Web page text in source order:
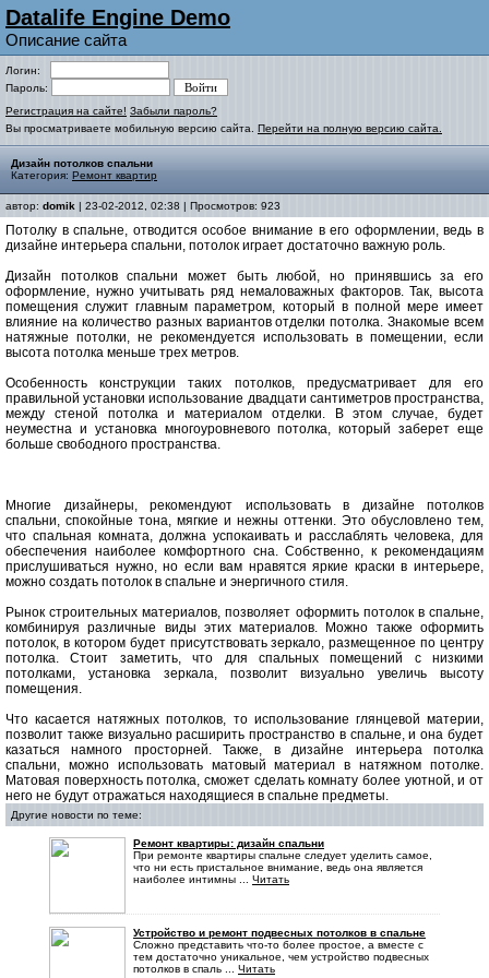
Datalife Engine Demo
Описание сайта
Логин:
Пароль:
Регистрация на сайте! Забыли пароль?
Вы просматриваете мобильную версию сайта. Перейти на полную версию сайта.
Дизайн потолков спальни
Категория: Ремонт квартир
автор: domik | 23-02-2012, 02:38 | Просмотров: 923
Потолку в спальне, отводится особое внимание в его оформлении, ведь в
дизайне интерьера спальни, потолок играет достаточно важную роль.
Дизайн потолков спальни может быть любой, но принявшись за его
оформление, нужно учитывать ряд немаловажных факторов. Так, высота
помещения служит главным параметром, который в полной мере имеет
влияние на количество разных вариантов отделки потолка. Знакомые всем
натяжные потолки, не рекомендуется использовать в помещении, если
высота потолка меньше трех метров.
Особенность конструкции таких потолков, предусматривает для его
правильной установки использование двадцати сантиметров пространства,
между стеной потолка и материалом отделки. В этом случае, будет
неуместна и установка многоуровневого потолка, который заберет еще
больше свободного пространства.
Многие дизайнеры, рекомендуют использовать в дизайне потолков
спальни, спокойные тона, мягкие и нежны оттенки. Это обусловлено тем,
что спальная комната, должна успокаивать и расслаблять человека, для
обеспечения наиболее комфортного сна. Собственно, к рекомендациям
прислушиваться нужно, но если вам нравятся яркие краски в интерьере,
можно создать потолок в спальне и энергичного стиля.
Рынок строительных материалов, позволяет оформить потолок в спальне,
комбинируя различные виды этих материалов. Можно также оформить
потолок, в котором будет присутствовать зеркало, размещенное по центру
потолка. Стоит заметить, что для спальных помещений с низкими
потолками, установка зеркала, позволит визуально увеличь высоту
помещения.
Что касается натяжных потолков, то использование глянцевой материи,
позволит также визуально расширить пространство в спальне, и она будет
казаться намного просторней. Также, в дизайне интерьера потолка
спальни, можно использовать матовый материал в натяжном потолке.
Матовая поверхность потолка, сможет сделать комнату более уютной, и от
него не будут отражаться находящиеся в спальне предметы.
Другие новости по теме:
Ремонт квартиры: дизайн спальни
При ремонте квартиры спальне следует уделить самое,
что ни есть пристальное внимание, ведь она является
наиболее интимны ... Читать
Устройство и ремонт подвесных потолков в спальне
Сложно представить что-то более простое, а вместе с
тем достаточно уникальное, чем устройство подвесных
потолков в спаль ... Читать